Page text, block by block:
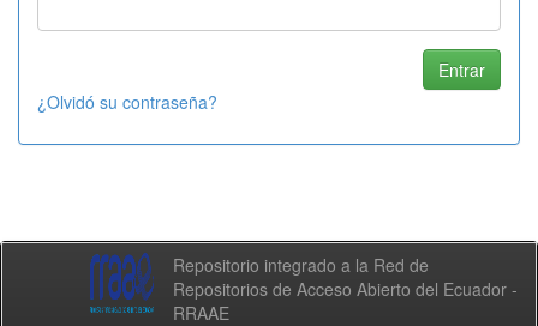
¿Olvidó su contraseña?
Repositorio integrado a la Red de
Repositorios de Acceso Abierto del Ecuador -
RRAAE